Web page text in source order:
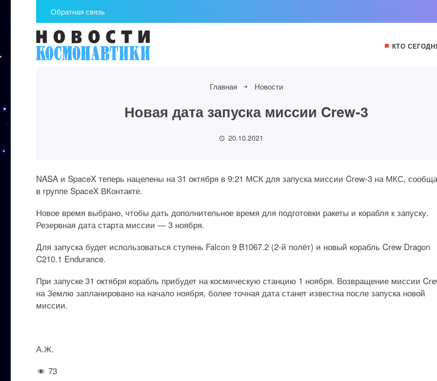
Обратная связь
КТО
Главная Новости
Новая дата запуска миссии Crew-3
20.10.2021
NASA и SpaceX теперь нацелены на 31 октября в 9:21 МСК для запуска миссии Crew-3 на МКС,
в группе SpaceX ВКонтакте.
Новое время выбрано, чтобы дать дополнительное время для подготовки ракеты и корабля к запуску.
Резервная дата старта миссии — 3 ноября.
Для запуска будет использоваться ступень Falcon 9 B1067.2 (2-й полёт) и новый корабль Crew Dragon
C210.1 Endurance.
При запуске 31 октября корабль прибудет на космическую станцию 1 ноября. Возвращение миссии
на Землю запланировано на начало ноября, более точная дата станет известна после запуска новой
миссии.
А.Ж.
73